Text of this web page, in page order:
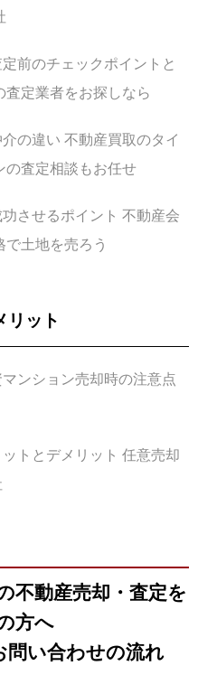
前のチェックポイントと
定業者をお探しなら
の違い 不動産買取のタイ
の査定相談もお任せ
させるポイント 不動産会
土地を売ろう
リット
ンション売却時の注意点
トとデメリット 任意売却
不動産売却・査定を
方へ
問い合わせの流れ